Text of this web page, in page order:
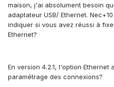
maison, j'ai absolument besoin
adaptateur USB/ Ethernet.
indiquer si vous avez réussi à
Ethernet?
En version 4.2.1, l'option
paramétrage des connexions?